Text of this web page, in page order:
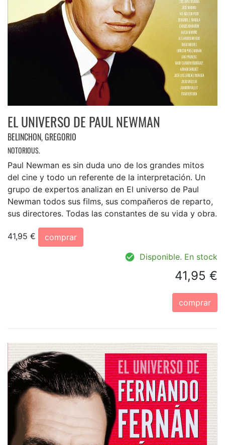
EL UNIVERSO DE PAUL NEWMAN
BELINCHON, GREGORIO
NOTORIOUS.
Paul Newman es sin duda uno de los grandes mitos
del cine y todo un referente de la interpretación. Un
grupo de expertos analizan en El universo de Paul
Newman todos sus films, sus compañeros de reparto,
sus directores. Todas las constantes de su vida y obra.
41,95 €
comprar
Disponible. En stock
41,95 €
comprar